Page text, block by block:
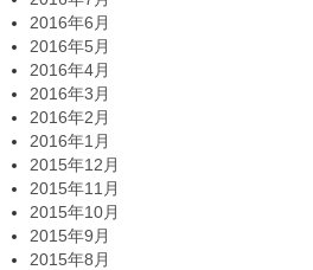
2016年6月
2016年5月
2016年4月
2016年3月
2016年2月
2016年1月
2015年12月
2015年11月
2015年10月
2015年9月
2015年8月